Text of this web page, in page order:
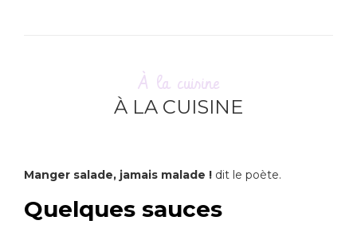
À la cuisine
À LA CUISINE
Manger salade, jamais malade ! dit le poète.
Quelques sauces